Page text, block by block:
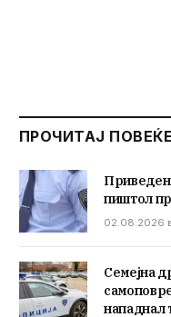
ПРОЧИТАЈ ПОВЕЌЕ
Приведен
пиштол
02.08.2026
Семејна
нападнал